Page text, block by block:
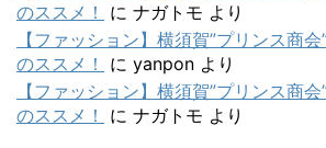
のススメ！
に ナガトモ より
【ファッション】横須賀”プリンス商会
のススメ！
に yanpon より
【ファッション】横須賀”プリンス商会
のススメ！
に ナガトモ より